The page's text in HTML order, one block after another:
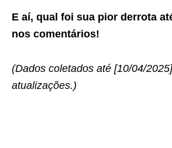
E aí, qual foi sua pior derrota
nos comentários!
(Dados coletados até [10/04/
atualizações.)